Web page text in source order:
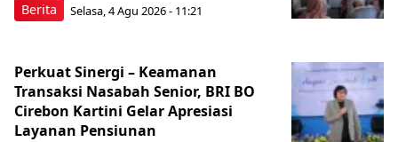
Berita Selasa, 4 Agu 2026 - 11:21
Perkuat Sinergi – Keamanan
Transaksi Nasabah Senior, BRI BO
Cirebon Kartini Gelar Apresiasi
Layanan Pensiunan